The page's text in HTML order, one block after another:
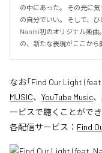
の中にあった。 その光に
の自分でいい。 そして、
Naomi初のオリジナル楽曲
の、新たな表現がここから
なお「Find Our Light
MUSIC、 YouTube Music、
ービスで聴くことができ
各配信サービス： Find